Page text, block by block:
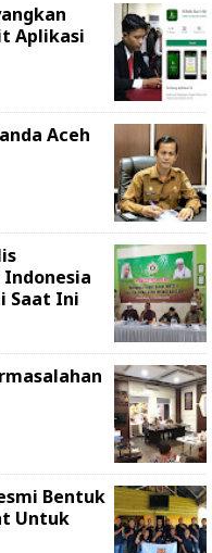
Aplikasi
Aceh
Saat Ini
Bentuk
Untuk